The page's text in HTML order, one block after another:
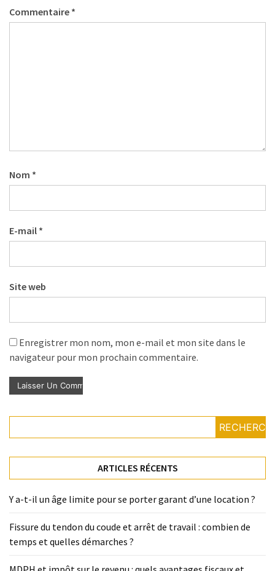
Commentaire *
Nom *
E-mail *
Site web
Enregistrer mon nom, mon e-mail et mon site dans le
navigateur pour mon prochain commentaire.
ARTICLES RÉCENTS
Y a-t-il un âge limite pour se porter garant d’une location ?
Fissure du tendon du coude et arrêt de travail : combien de
temps et quelles démarches ?